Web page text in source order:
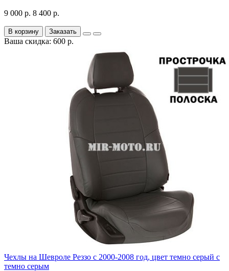
9 000 р. 8 400 р.
В корзину Заказать
Ваша скидка: 600 р.
Чехлы на Шевроле Реззо с 2000-2008 год, цвет темно серый с
темно серым